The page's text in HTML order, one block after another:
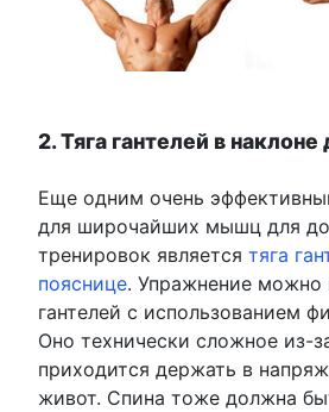
2. Тяга гантелей в
Еще одним очень
для широчайших мышц для
тренировок является тяга
пояснице. Упражнение можно
гантелей с использованием
Оно технически сложное из-
приходится держать в
живот. Спина тоже должна